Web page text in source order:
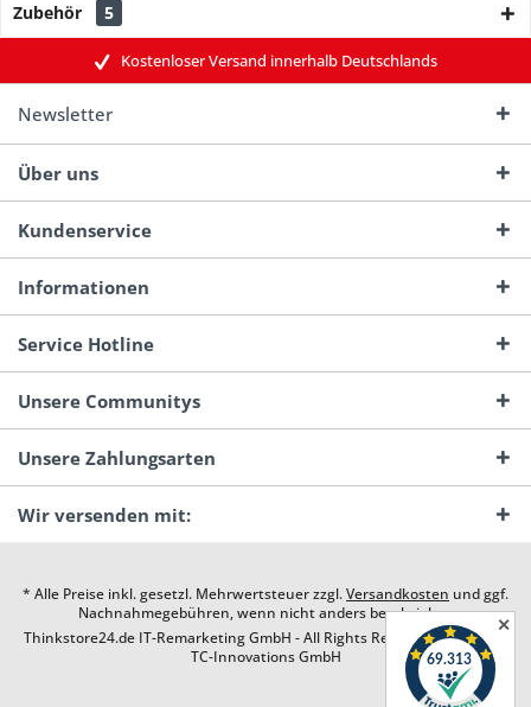
Zubehör 5
Kostenloser Versand innerhalb Deutschlands
Newsletter
Über uns
Kundenservice
Informationen
Service Hotline
Unsere Communitys
Unsere Zahlungsarten
Wir versenden mit:
* Alle Preise inkl. gesetzl. Mehrwertsteuer zzgl.Versandkosten und ggf.
Nachnahmegebühren, wenn nicht anders beschrieben
Thinkstore24.de IT-Remarketing GmbH - All Rights Reserved. Design by
TC-Innovations GmbH
✕